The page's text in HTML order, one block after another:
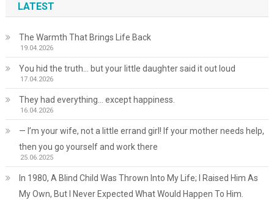
LATEST
The Warmth That Brings Life Back
19.04.2026
You hid the truth… but your little daughter said it out loud
17.04.2026
They had everything… except happiness.
16.04.2026
— I’m your wife, not a little errand girl! If your mother needs help,
then you go yourself and work there
25.06.2025
In 1980, A Blind Child Was Thrown Into My Life; I Raised Him As
My Own, But I Never Expected What Would Happen To Him.